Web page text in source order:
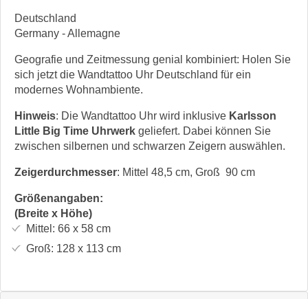
Deutschland
Germany - Allemagne
Geografie und Zeitmessung genial kombiniert: Holen Sie
sich jetzt die Wandtattoo Uhr Deutschland für ein
modernes Wohnambiente.
Hinweis: Die Wandtattoo Uhr wird inklusive Karlsson
Little Big Time Uhrwerk geliefert. Dabei können Sie
zwischen silbernen und schwarzen Zeigern auswählen.
Zeigerdurchmesser: Mittel 48,5 cm, Groß 90 cm
Größenangaben:
(Breite x Höhe)
Mittel: 66 x 58cm
Groß: 128 x 113cm